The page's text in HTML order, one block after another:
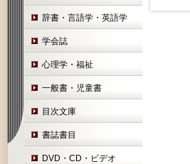
辞書・言語学・英語学
学会誌
心理学・福祉
一般書・児童書
目次文庫
書誌書目
DVD・CD・ビデオ